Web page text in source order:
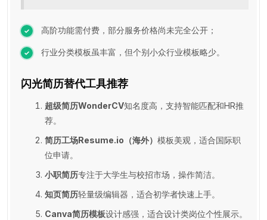
高阶功能需付费，部分服务价格尚未完全公开；
行业分类模板虽丰富，但个别小众行业模板略少。
闪光简历替代工具推荐
超级简历WonderCV知名度高，支持智能匹配和HR推
荐。
简历工场Resume.io（海外） 模板美观，适合国际职
位申请。
小职简历专注于大学生与校招市场，操作简洁。
知页简历轻量级编辑器，适合初学者快速上手。
Canva简历模板设计感强，适合设计类岗位个性展示。